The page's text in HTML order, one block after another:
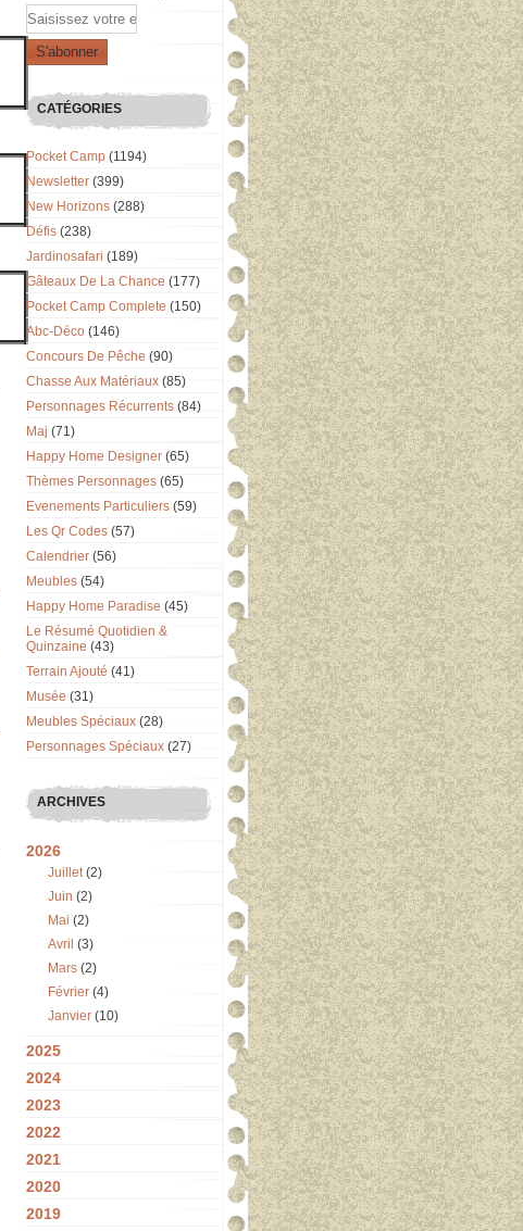
Email
CATÉGORIES
Pocket Camp (1194)
Newsletter (399)
New Horizons (288)
Défis (238)
Jardinosafari (189)
Gâteaux De La Chance (177)
Pocket Camp Complete (150)
Abc-Déco (146)
Concours De Pêche (90)
Chasse Aux Matériaux (85)
Personnages Récurrents (84)
Maj (71)
Happy Home Designer (65)
Thèmes Personnages (65)
Evenements Particuliers (59)
Les Qr Codes (57)
Calendrier (56)
Meubles (54)
Happy Home Paradise (45)
Le Résumé Quotidien &
Quinzaine (43)
Terrain Ajouté (41)
Musée (31)
Meubles Spéciaux (28)
Personnages Spéciaux (27)
ARCHIVES
2026
Juillet(2)
Juin (2)
Mai (2)
Avril (3)
Mars (2)
Février (4)
Janvier (10)
2025
2024
2023
2022
2021
2020
2019